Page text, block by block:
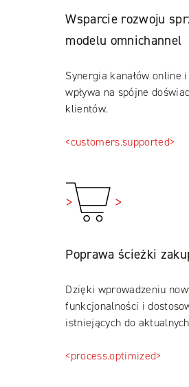
Wsparcie rozwoju
modelu omnichannel
Synergia kanałów online
wpływa na spójne
klientów.
<customers.supported>
Poprawa ścieżki
Dzięki wprowadzeniu
funkcjonalności i
istniejących do
<process.optimized>